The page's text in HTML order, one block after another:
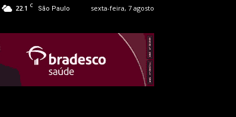
22.1 C São Paulo sexta-feira, 7 agosto